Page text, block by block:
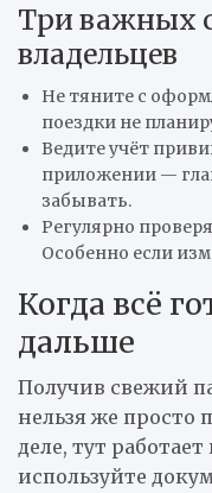
Три важных
владельцев
Не тяните с
поездки не
Ведите учёт
приложении —
забывать.
Регулярно
Особенно если
Когда всё
дальше
Получив свежий
нельзя же просто
деле, тут
используйте